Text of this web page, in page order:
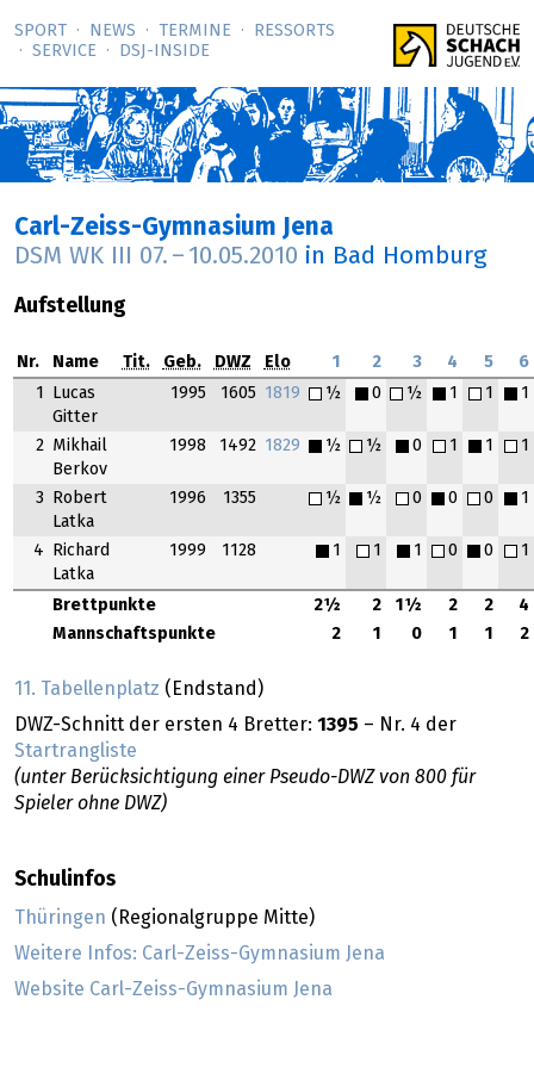
SPORT NEWS TERMINE
RESSORTS
SERVICE
DSJ-­INSIDE
Carl-Zeiss-Gymnasium Jena
DSM WK III 07. – 10.05.2010 in Bad Homburg
Aufstellung
Nr. Name Tit. Geb. DWZ Elo 1 2 3 4 5 6
Brettpunkte 2½ 2 1½ 2 2
4
Mannschaftspunkte
2 1 0 1 1 2
1
Lucas
Gitter
1995 1605 1819 ½ 0 ½ 1 1 1
2 Mikhail
Berkov
1998 1492 1829 ½ ½ 0 1 1 1
3
Robert
Latka
1996 1355 ½ ½ 0 0 0 1
4
Richard
Latka
1999 1128 1 1 1 0 0 1
11. Tabellenplatz (Endstand)
DWZ-Schnitt der ersten 4 Bretter: 1395 – Nr. 4 der
Startrangliste
(unter Berücksichtigung einer Pseudo-DWZ von 800 für
Spieler ohne DWZ)
Schulinfos
Thüringen (Regionalgruppe Mitte)
Weitere Infos: Carl-Zeiss-Gymnasium Jena
Website Carl-Zeiss-Gymnasium Jena